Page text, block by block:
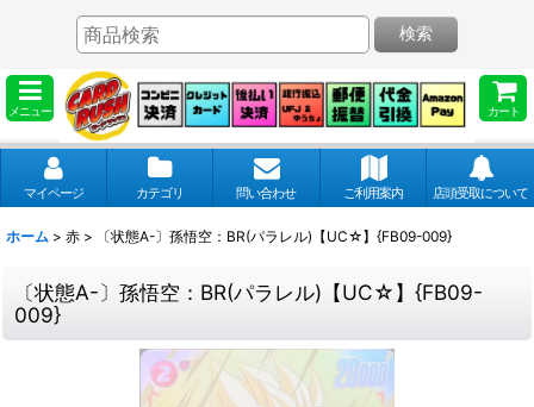
メニュー カート
検索
マイページ カテゴリ 問い合わせ ご利用案内 店頭受取について
ホーム > 赤 > 〔状態A-〕孫悟空：BR(パラレル)【UC☆】{FB09-009}
〔状態A-〕孫悟空：BR(パラレル)【UC☆】{FB09-
009}